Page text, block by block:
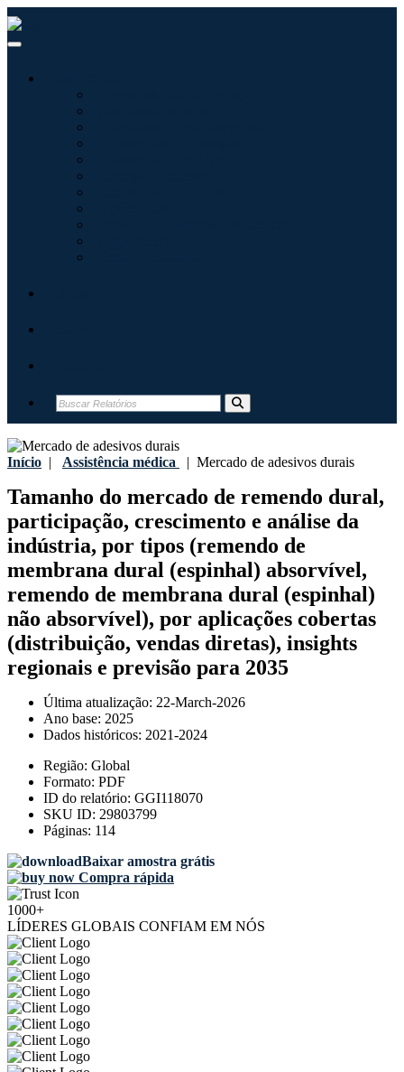
Início | Assistência médica | Mercado de adesivos durais
Tamanho do mercado de remendo dural,
participação, crescimento e análise da
indústria, por tipos (remendo de
membrana dural (espinhal) absorvível,
remendo de membrana dural (espinhal)
não absorvível), por aplicações cobertas
(distribuição, vendas diretas), insights
regionais e previsão para 2035
Última atualização: 22-March-2026
Ano base: 2025
Dados históricos: 2021-2024
Região: Global
Formato: PDF
ID do relatório: GGI118070
SKU ID: 29803799
Páginas: 114
Baixar amostra grátis
Compra rápida
1000+
LÍDERES GLOBAIS CONFIAM EM NÓS